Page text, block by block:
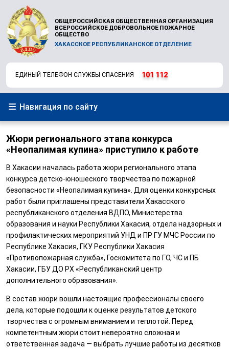
ОБЩЕРОССИЙСКАЯ ОБЩЕСТВЕННАЯ ОРГАНИЗАЦИЯ
ВСЕРОССИЙСКОЕ ДОБРОВОЛЬНОЕ ПОЖАРНОЕ
ОБЩЕСТВО
ХАКАССКОЕ РЕСПУБЛИКАНСКОЕ ОТДЕЛЕНИЕ
ЕДИНЫЙ ТЕЛЕФОН СЛУЖБЫ СПАСЕНИЯ 101 112
Навигация по сайту
Жюри регионального этапа конкурса
«Неопалимая купина» приступило к работе
В Хакасии началась работа жюри регионального этапа
конкурса детско-юношеского творчества по пожарной
безопасности «Неопалимая купина». Для оценки конкурсных
работ были приглашены представители Хакасского
республиканского отделения ВДПО, Министерства
образования и науки Республики Хакасия, отдела надзорных и
профилактических мероприятий УНД и ПР ГУ МЧС России по
Республике Хакасия, ГКУ Республики Хакасия
«Противопожарная служба», Госкомитета по ГО, ЧС и ПБ
Хакасии, ГБУ ДО РХ «Республиканский центр
дополнительного образования».
В состав жюри вошли настоящие профессионалы своего
дела, которые подошли к оценке результатов детского
творчества с огромным вниманием и теплотой. Перед
компетентным жюри стоит невероятно сложная и
ответственная задача — выбрать лучшие работы из десятков